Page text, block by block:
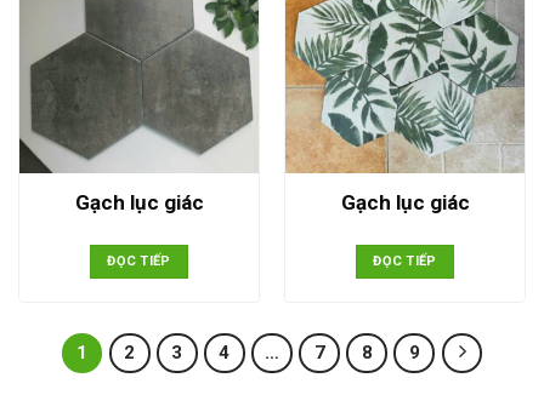
Gạch lục giác
ĐỌC TIẾP
Gạch lục giác
ĐỌC TIẾP
1 2 3 4 … 7 8 9